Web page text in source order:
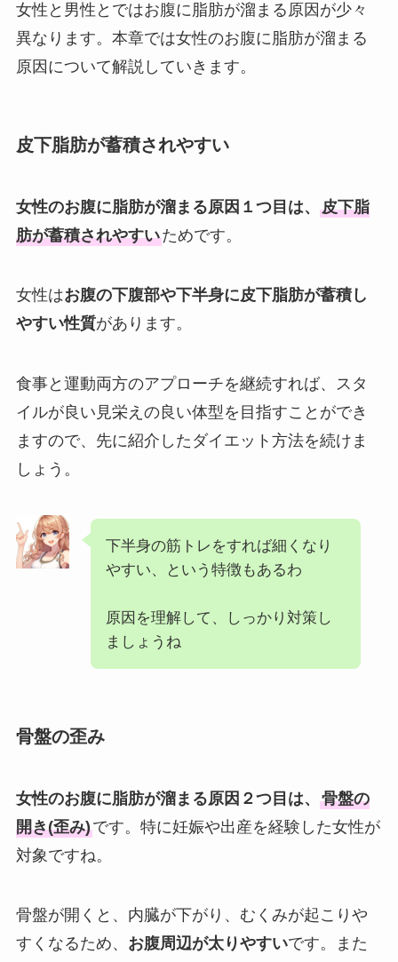
女性と男性とではお腹に脂肪が溜まる原因が少々
異なります。本章では女性のお腹に脂肪が溜まる
原因について解説していきます。
皮下脂肪が蓄積されやすい
女性のお腹に脂肪が溜まる原因１つ目は、 皮下脂
肪が蓄積されやすいためです。
女性はお腹の下腹部や下半身に皮下脂肪が蓄積し
やすい性質があります。
食事と運動両方のアプローチを継続すれば、スタ
イルが良い見栄えの良い体型を目指すことができ
ますので、先に紹介したダイエット方法を続けま
しょう。
下半身の筋トレをすれば細くなり
やすい、という特徴もあるわ
原因を理解して、しっかり対策し
ましょうね
骨盤の歪み
女性のお腹に脂肪が溜まる原因２つ目は、 骨盤の
開き(歪み)です。特に妊娠や出産を経験した女性が
対象ですね。
骨盤が開くと、内臓が下がり、むくみが起こりや
すくなるため、 お腹周辺が太りやすいです。また